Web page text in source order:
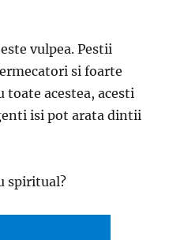
vulpea. Pestii
si foarte
toate acestea, acesti
isi pot arata dintii
spiritual?